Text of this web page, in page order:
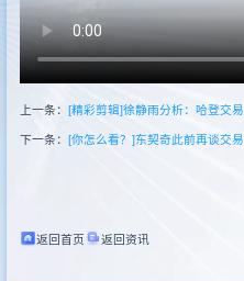
上一条： [精彩剪辑]徐静雨分析：哈登交
下一条： [你怎么看？]东契奇此前再谈交
返回首页 返回资讯